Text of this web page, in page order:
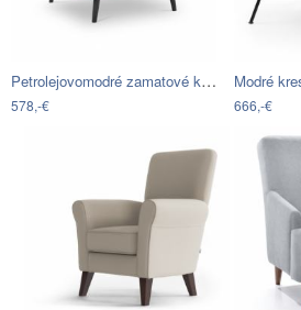
Petrolejovomodré zamatové kreslo s…
578,-€
Modré
666,-€